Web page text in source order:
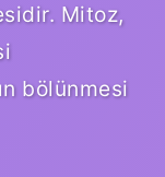
Mitoz,
bölünmesi